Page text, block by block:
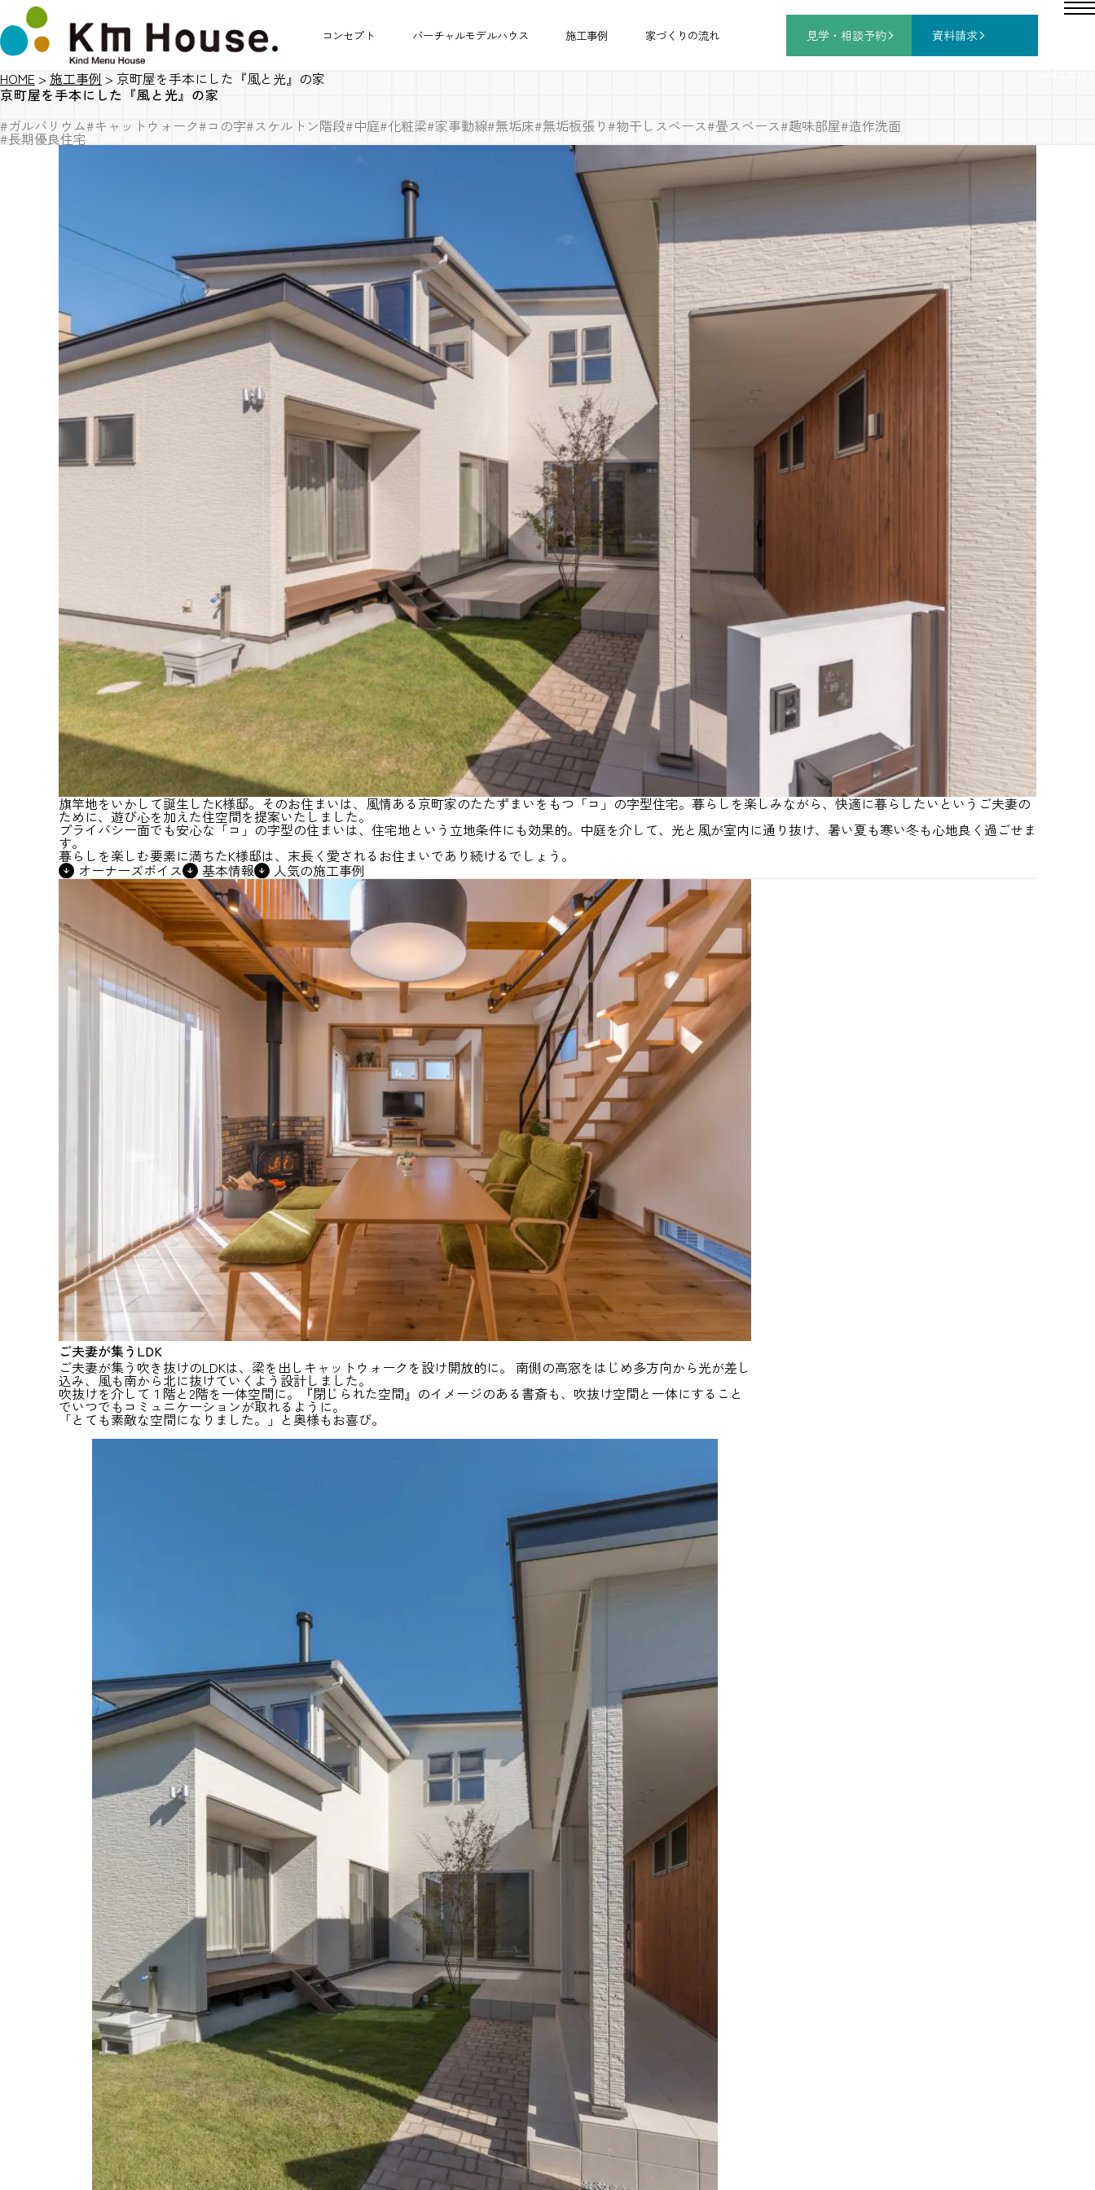
コンセプト バーチャルモデルハウス 施工事例 家づくりの流れ 見学・相談予約 資料請求
HOME > 施工事例 > 京町屋を手本にした『風と光』の家
京町屋を手本にした『風と光』の家
#ガルバリウム#キャットウォーク#コの字#スケルトン階段#中庭#化粧梁#家事動線#無垢床#無垢板張り#物干しスペース#畳スペース#趣味部屋#造作洗面
#長期優良住宅
旗竿地をいかして誕生したK様邸。そのお住まいは、風情ある京町家のたたずまいをもつ「コ」の字型住宅。暮らしを楽しみながら、快適に暮らしたいというご夫妻の
ために、遊び心を加えた住空間を提案いたしました。
プライバシー面でも安心な「コ」の字型の住まいは、住宅地という立地条件にも効果的。中庭を介して、光と風が室内に通り抜け、暑い夏も寒い冬も心地良く過ごせま
す。
暮らしを楽しむ要素に満ちたK様邸は、末長く愛されるお住まいであり続けるでしょう。
オーナーズボイス 基本情報 人気の施工事例
ご夫妻が集うLDK
ご夫妻が集う吹き抜けのLDKは、梁を出しキャットウォークを設け開放的に。 南側の高窓をはじめ多方向から光が差し
込み、風も南から北に抜けていくよう設計しました。
吹抜けを介して１階と2階を一体空間に。『閉じられた空間』のイメージのある書斎も、吹抜け空間と一体にすること
でいつでもコミュニケーションが取れるように。
「とても素敵な空間になりました。」と奥様もお喜び。